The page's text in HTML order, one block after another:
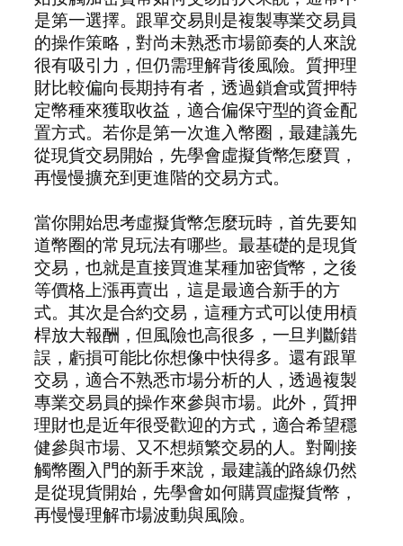
是第一選擇。跟單交易則是複製專業交易員
的操作策略，對尚未熟悉市場節奏的人來說
很有吸引力，但仍需理解背後風險。質押理
財比較偏向長期持有者，透過鎖倉或質押特
定幣種來獲取收益，適合偏保守型的資金配
置方式。若你是第一次進入幣圈，最建議先
從現貨交易開始，先學會虛擬貨幣怎麼買，
再慢慢擴充到更進階的交易方式。
當你開始思考虛擬貨幣怎麼玩時，首先要知
道幣圈的常見玩法有哪些。最基礎的是現貨
交易，也就是直接買進某種加密貨幣，之後
等價格上漲再賣出，這是最適合新手的方
式。其次是合約交易，這種方式可以使用槓
桿放大報酬，但風險也高很多，一旦判斷錯
誤，虧損可能比你想像中快得多。還有跟單
交易，適合不熟悉市場分析的人，透過複製
專業交易員的操作來參與市場。此外，質押
理財也是近年很受歡迎的方式，適合希望穩
健參與市場、又不想頻繁交易的人。對剛接
觸幣圈入門的新手來說，最建議的路線仍然
是從現貨開始，先學會如何購買虛擬貨幣，
再慢慢理解市場波動與風險。